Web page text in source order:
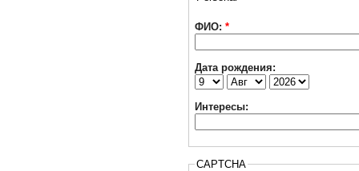
ФИО: *
Дата рождения:
Интересы:
CAPTCHA